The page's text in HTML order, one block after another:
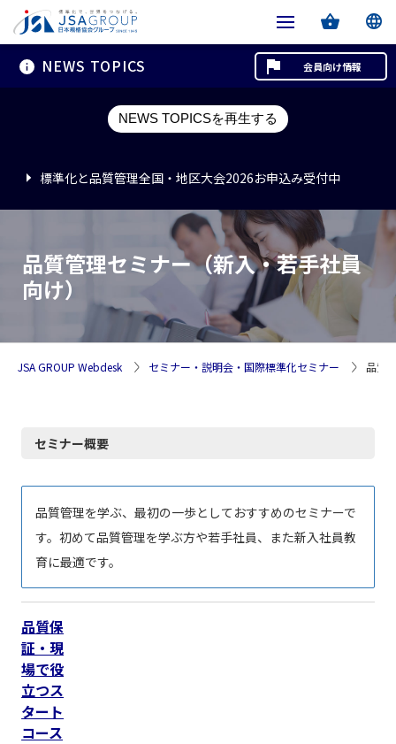
NEWS TOPICS
NEWS TOPICSを再生する
標準化と品質管理全国・地区大会2026お申込み受付中
標準化と品質管理全国・地区大会2026お申込み受付中
標準化と品質管理全国・地区大会2026お申込み受付中
会員向け情報
品質管理セミナー（新入・若手社員
向け）
JSA GROUP Webdesk セミナー・説明会・国際標準化セミナー 品質
セミナー概要
品質管理を学ぶ、最初の一歩としておすすめのセミナーで
す。初めて品質管理を学ぶ方や若手社員、また新入社員教
育に最適です。
品質保
証・現
場で役
立つス
タート
コース